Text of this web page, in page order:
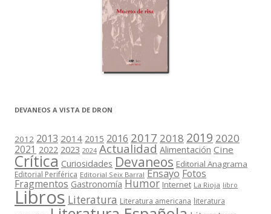
DEVANEOS A VISTA DE DRON
2012 2013 2014 2015 2016 2017 2018 2019 2020
2021 2022 2023 2024 Actualidad Alimentación Cine
Crítica Curiosidades Devaneos Editorial Anagrama
Editorial Periférica Editorial Seix Barral Ensayo Fotos
Fragmentos Gastronomía Humor Internet La Rioja libro
Libros Literatura Literatura americana literatura